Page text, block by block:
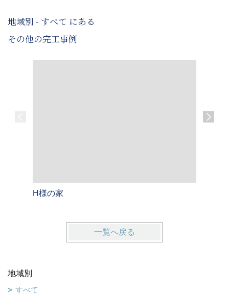
地域別 - すべて にある
その他の完工事例
H様の家
一覧へ戻る
地域別
すべて